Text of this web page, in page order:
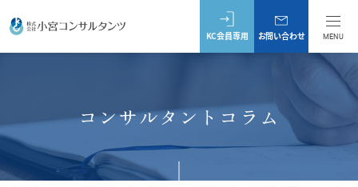
MENU
KC会員専用 お問い合わせ
コンサルタントコラム